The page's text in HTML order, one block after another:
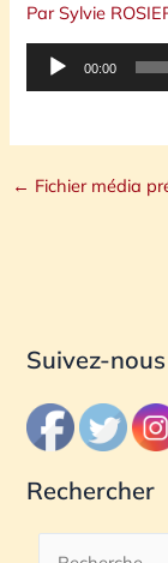
ParSylvie
Lecteur
00:00
← Fichier média
Suivez-nous
Rechercher